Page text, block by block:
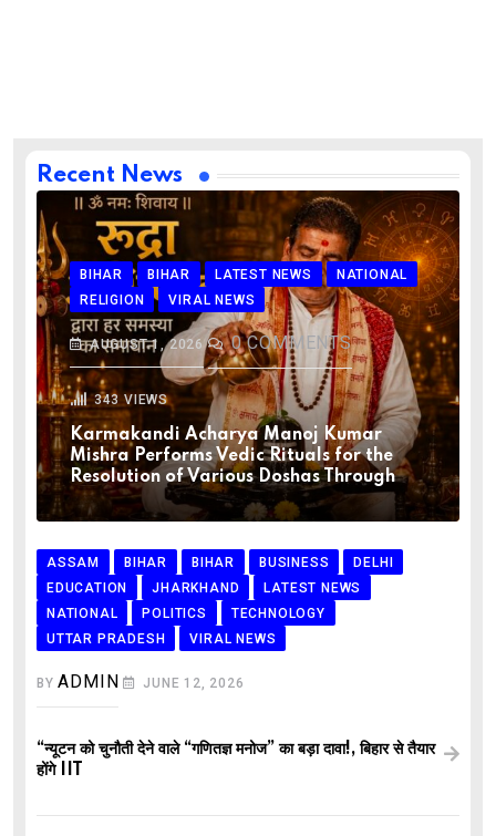
Recent News
BIHAR BIHAR LATEST NEWS
NATIONAL
RELIGION
VIRAL NEWS
AUGUST 1, 2026 0COMMENTS
343 VIEWS
Karmakandi Acharya Manoj Kumar
Mishra Performs Vedic Rituals for the
Resolution of Various Doshas Through
ASSAM BIHAR BIHAR BUSINESS
DELHI
EDUCATION
JHARKHAND
LATEST NEWS
NATIONAL
POLITICS
TECHNOLOGY
UTTAR PRADESH
VIRAL NEWS
BYADMIN JUNE 12, 2026
“न्यूटन को चुनौती देने वाले “गणितज्ञ मनोज” का बड़ा दावा!, बिहार से तैयार
होंगे IIT